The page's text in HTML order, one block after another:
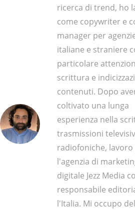
ricerca di trend, ho
come copywriter e
manager per
italiane e straniere
particolare
scrittura e
contenuti. Dopo
coltivato una lunga
esperienza nella
trasmissioni
radiofoniche,
l'agenzia di
digitale Jezz Media
responsabile
l'Italia. Mi occupo